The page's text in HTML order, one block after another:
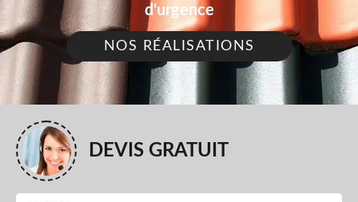
d'urgence
NOS RÉALISATIONS
DEVIS GRATUIT